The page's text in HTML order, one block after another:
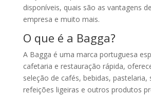
disponíveis, quais são as vantagens
empresa e muito mais.
O que é a Bagga?
A Bagga é uma marca portuguesa
cafetaria e restauração rápida,
seleção de cafés, bebidas, pastelaria,
refeições ligeiras e outros produtos